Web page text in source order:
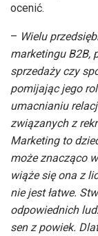
ocenić.
– Wielu
marketingu B2B,
sprzedaży czy
pomijając jego
umacnianiu
związanych z
Marketing to
może znacząco
wiąże się ona z
nie jest łatwe.
odpowiednich
sen z powiek.